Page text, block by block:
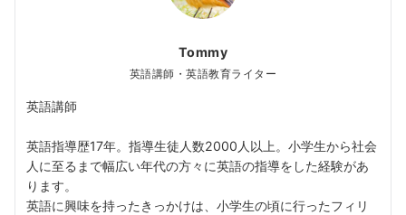
Tommy
英語講師・英語教育ライター
英語講師
英語指導歴17年。指導生徒人数2000人以上。小学生から社会
人に至るまで幅広い年代の方々に英語の指導をした経験があ
ります。
英語に興味を持ったきっかけは、小学生の頃に行ったフィリ